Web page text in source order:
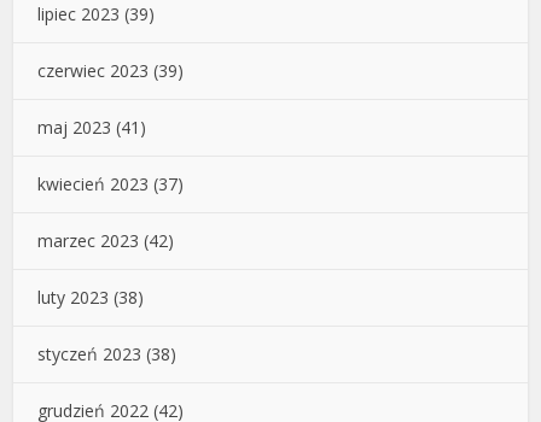
lipiec 2023 (39)
czerwiec 2023 (39)
maj 2023 (41)
kwiecień 2023 (37)
marzec 2023 (42)
luty 2023 (38)
styczeń 2023 (38)
grudzień 2022 (42)